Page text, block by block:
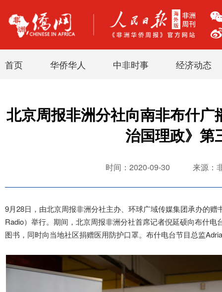
首页 华侨华人 中非时事 经济动态
北京周报非洲分社向南非布什广
治国理政》第
时间：2020-09-30 来源：
9月28日，由北京周报非洲分社主办、环球广域传媒集团承办的
Radio）举行。期间，北京周报非洲分社首席记者倪延硕向布什
图书，同时向当地社区捐赠医用防护口罩。布什电台节目总监